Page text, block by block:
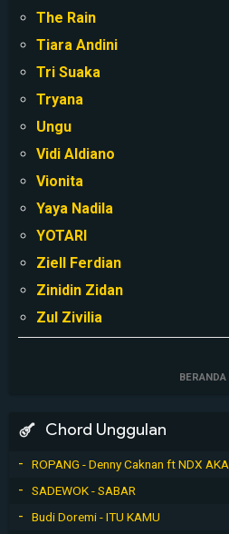
The Rain
Tiara Andini
Tri Suaka
Tryana
Ungu
Vidi Aldiano
Vionita
Yaya Nadila
YOTARI
Ziell Ferdian
Zinidin Zidan
Zul Zivilia
BERANDA
Chord Unggulan
ROPANG - Denny Caknan ft NDX AKA
SADEWOK - SABAR
Budi Doremi - ITU KAMU